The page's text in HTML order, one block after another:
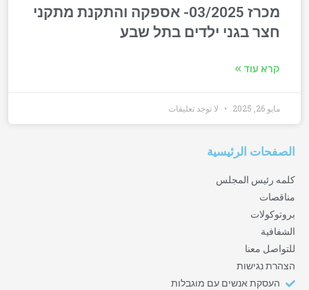
מכרז 03/2025- אספקה והתקנת מתקני
חצר בגני ילדים בתל שבע
קרא עוד »
مايو 26, 2025 لا توجد تعليقات
الصفحات الرئيسية
كلمه رئيس المجلس
مناقصات
بروتوكولات
الشفافية
للتواصل معنا
הצהרת נגישות
העסקת אנשים עם מוגבלות